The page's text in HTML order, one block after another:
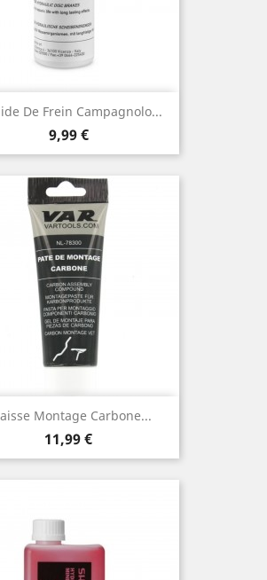
De Frein Campagnolo...
Prix
9,99 €
Montage Carbone...
Prix
11,99 €